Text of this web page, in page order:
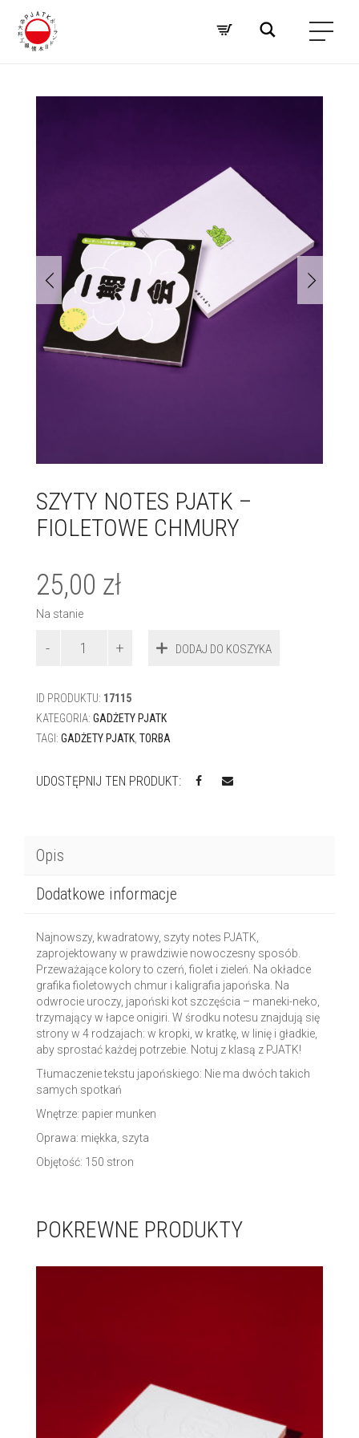
SZYTY NOTES PJATK –
FIOLETOWE CHMURY
25,00 zł
Na stanie
SZYTY
–
FIOLETOWE
CHMURY
DODAJ DO KOSZYKA
ID PRODUKTU: 17115
KATEGORIA: GADŻETY PJATK
TAGI: GADŻETY PJATK, TORBA
UDOSTĘPNIJ TEN PRODUKT:
Opis
Dodatkowe informacje
Najnowszy, kwadratowy, szyty notes PJATK,
zaprojektowany w prawdziwie nowoczesny sposób.
Przeważające kolory to czerń, fiolet i zieleń. Na okładce
grafika fioletowych chmur i kaligrafia japońska. Na
odwrocie uroczy, japoński kot szczęścia – maneki-neko,
trzymający w łapce onigiri. W środku notesu znajdują się
strony w 4 rodzajach: w kropki, w kratkę, w linię i gładkie,
aby sprostać każdej potrzebie. Notuj z klasą z PJATK!
Tłumaczenie tekstu japońskiego: Nie ma dwóch takich
samych spotkań
Wnętrze: papier munken
Oprawa: miękka, szyta
Objętość: 150 stron
POKREWNE PRODUKTY